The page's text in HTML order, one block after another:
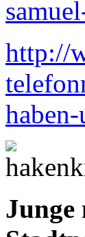
http://
Junge